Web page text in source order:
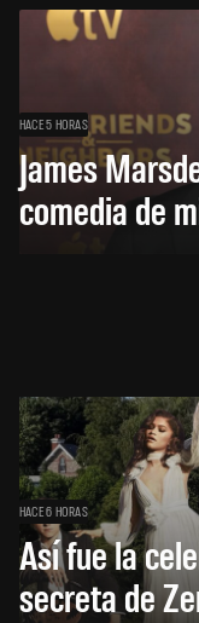
HACE 5 HORAS
James
comedia de
HACE 6 HORAS
Así fue la
secreta de